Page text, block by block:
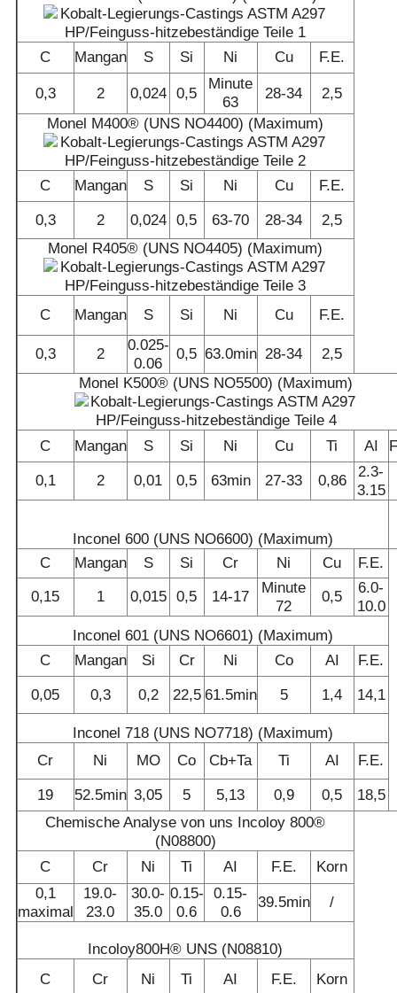
C Mangan S Si Ni Cu F.E.
0,3 2 0,024 0,5
Minute
63
28-34
2,5
Monel M400® (UNS NO4400) (Maximum)
C Mangan S Si Ni Cu
F.E.
0,3
2 0,024 0,5 63-70 28-34
2,5
Monel R405® (UNS NO4405) (Maximum)
C Mangan S Si Ni Cu F.E.
0,3 2
0.025-
0.06
0,5 63.0min 28-34
2,5
Monel K500® (UNS NO5500) (Maximum)
C Mangan S Si Ni Cu Ti AI
0,1
2 0,01 0,5 63min 27-33 0,86
2.3-
3.15
Inconel 600 (UNS NO6600) (Maximum)
C
Mangan S Si Cr Ni Cu
F.E.
0,15
1 0,015 0,5 14-17
Minute
72
0,5
6.0-
10.0
Inconel 601 (UNS NO6601) (Maximum)
C
Mangan Si Cr Ni Co AI
F.E.
0,05
0,3 0,2 22,5 61.5min 5 1,4 14,1
Inconel 718 (UNS NO7718) (Maximum)
Cr
Ni MO Co Cb+Ta Ti AI
F.E.
19
52.5min 3,05 5 5,13 0,9 0,5
18,5
Chemische Analyse von uns Incoloy 800®
(N08800)
C
Cr Ni Ti AI F.E.
Korn
0,1
maximal
19.0-
23.0
30.0-
35.0
0.15-
0.6
0.15-
0.6
39.5min /
Incoloy800H® UNS (N08810)
C
Cr Ni Ti AI F.E. Korn